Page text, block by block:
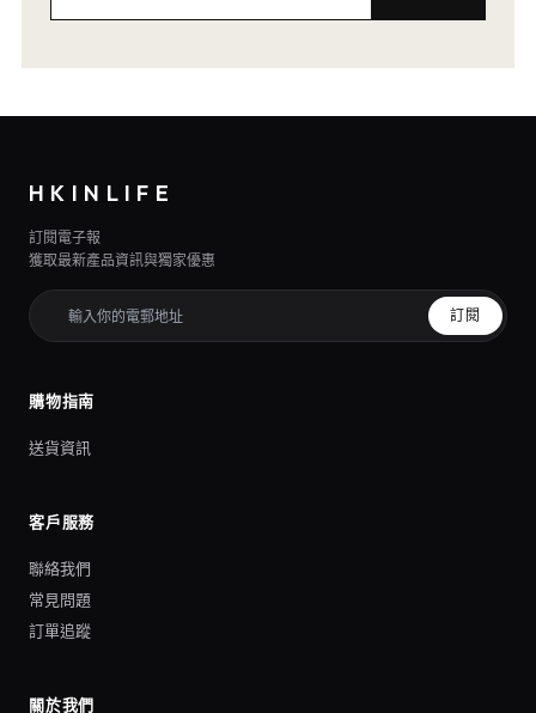
HKINLIFE
訂閱電子報
獲取最新產品資訊與獨家優惠
訂閱
購物指南
送貨資訊
客戶服務
聯絡我們
常見問題
訂單追蹤
關於我們